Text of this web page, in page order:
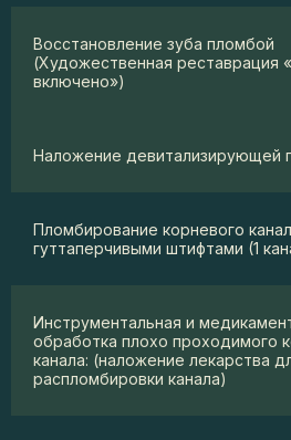
Восстановление зуба пломбой
(Художественная реставрация
включено»)
Наложение девитализирующей
Пломбирование корневого
гуттаперчивыми штифтами (1
Инструментальная и
обработка плохо проходимого
канала: (наложение лекарства
распломбировки канала)